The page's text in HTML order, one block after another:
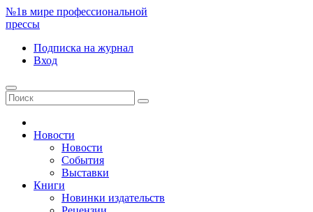
№1в мире профессиональной
прессы
Подписка на журнал
Вход
Новости
Новости
События
Выставки
Книги
Новинки издательств